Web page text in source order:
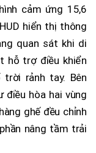
cảm ứng 15,6
hiển thị thông
quan sát khi di
hỗ trợ điều khiển
rảnh tay. Bên
điều hòa hai vùng
ghế đều chỉnh
nâng tầm trải